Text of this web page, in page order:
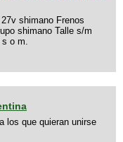
shimano Frenos
shimano Talle s/m
s o m.
los que quieran unirse